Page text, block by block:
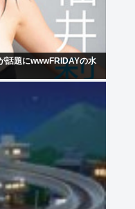
話題にwwwFRIDAYの水